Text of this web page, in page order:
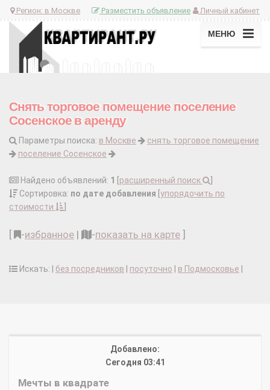
Регион: в Москве Личный кабинет
Разместить объявление
МЕНЮ
Снять торговое помещение поселение
Сосенское в аренду
Параметры поиска: в Москве
снять торговое помещение
поселение Сосенское
Найдено объявлений: 1 расширенный поиск
Сортировка: по дате добавления упорядочить по
стоимости
-избранное | -показать на карте
Искать: | без посредников посуточно в Подмосковье
Добавлено:
Сегодня 03:41
Мечты в квадрате